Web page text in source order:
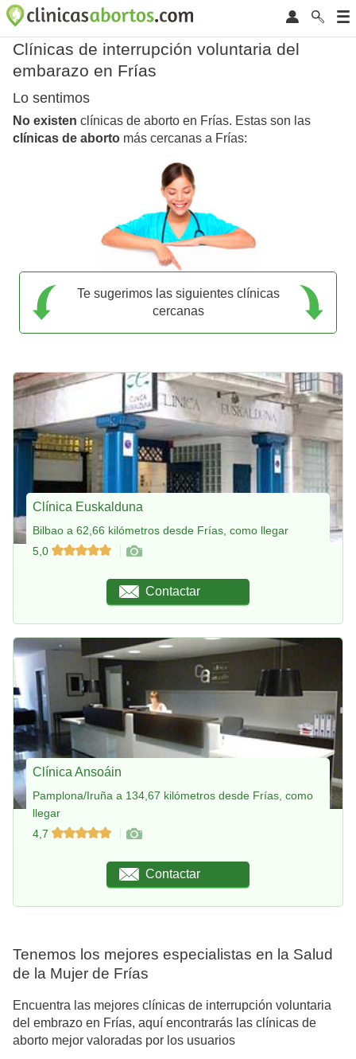
Clínicas de interrupción voluntaria del
embarazo en Frías
Lo sentimos
No existen clínicas de aborto en Frías. Estas son las
clínicas de aborto más cercanas a Frías:
Te sugerimos las siguientes clínicas
cercanas
Clínica Euskalduna
Bilbao a 62,66 kilómetros desde Frías, como llegar
5,0
Contactar
Clínica Ansoáin
Pamplona/Iruña a 134,67 kilómetros desde Frías, como
llegar
4,7
Contactar
Tenemos los mejores especialistas en la Salud
de la Mujer de Frías
Encuentra las mejores clínicas de interrupción voluntaria
del embrazo en Frías, aquí encontrarás las clínicas de
aborto mejor valoradas por los usuarios